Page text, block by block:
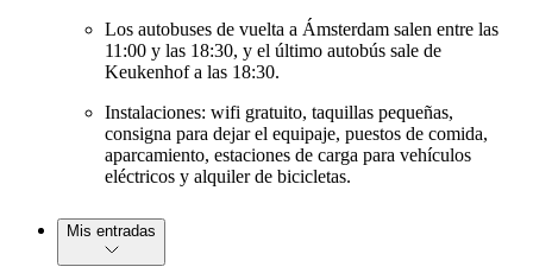
Los autobuses de vuelta a Ámsterdam salen entre las
11:00 y las 18:30, y el último autobús sale de
Keukenhof a las 18:30.
Instalaciones: wifi gratuito, taquillas pequeñas,
consigna para dejar el equipaje, puestos de comida,
aparcamiento, estaciones de carga para vehículos
eléctricos y alquiler de bicicletas.
Mis entradas